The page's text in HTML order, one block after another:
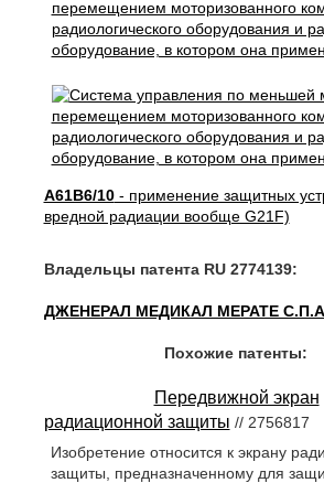
A61B6/10- применение защитных
вредной радиации вообще G21F)
Владельцы патента RU 2774139:
ДЖЕНЕРАЛ МЕДИКАЛ МЕРАТЕ
Похожие патенты:
Передвижной экран
радиационной защиты // 2756817
Изобретение относится к экрану
защиты, предназначенному для